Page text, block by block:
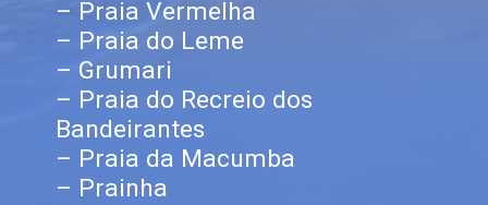
– Praia Vermelha
– Praia do Leme
– Grumari
– Praia do Recreio dos
Bandeirantes
– Praia da Macumba
– Prainha